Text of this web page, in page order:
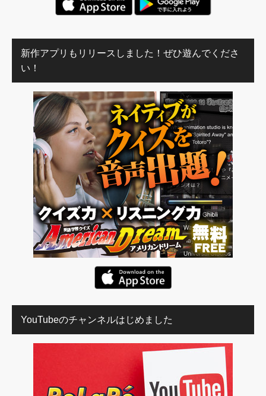
新作アプリもリリースしました！ぜひ遊んでくださ
い！
YouTubeのチャンネルはじめました